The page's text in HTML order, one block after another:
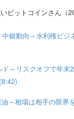
ビットコインさん（
中銀動向～水利権ビジ
ド～リスクオフで年
～相場は相手の限界